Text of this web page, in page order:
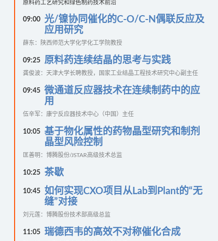
原料药工艺研究和绿色制药技术前沿
09:00
光/镍协同催化的C-O/C-N偶联反应及
应用研究
薛东：陕西师范大学化学化工学院教授
09:25 原料药连续结晶的思考与实践
龚俊波：天津大学长聘教授，国家工业结晶工程技术研究中心副主任
09:45 微通道反应器技术在连续制药中的应
用
伍辛军：康宁反应器技术中心（中国）主任
10:05 基于物化属性的药物晶型研究和制剂
晶型风险控制
匡善明：博腾股份/JSTAR高级技术总监
10:25 茶歇
10:45
如何实现CXO项目从Lab到Plant的“无
缝”对接
刘元莲：博腾股份技术部高级总监
11:05 瑞德西韦的高效不对称催化合成